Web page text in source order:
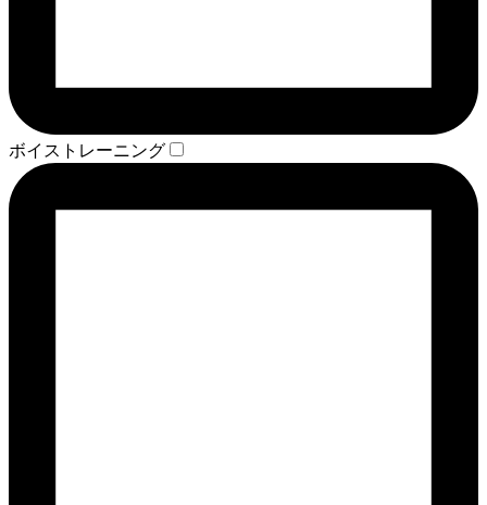
ボイストレーニング